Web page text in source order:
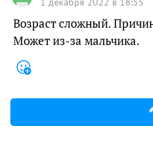
Возраст сложный.
Может из-за мальчика.